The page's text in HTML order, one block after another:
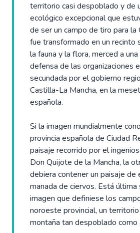
territorio casi despoblado y de
ecológico excepcional que
de ser un campo de tiro para la
fue transformado en un recinto
la fauna y la flora, merced a una
defensa de las organizaciones
secundada por el gobierno
Castilla-La Mancha, en la
española.
Si la imagen mundialmente
provincia española de Ciudad
paisaje recorrido por el
Don Quijote de la Mancha, la
debiera contener un paisaje de
manada de ciervos. Está última
imagen que definiese los
noroeste provincial, un
montaña tan despoblado como